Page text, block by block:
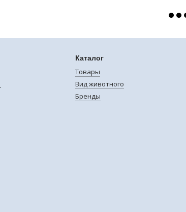
.
Каталог
Товары
Вид животного
Бренды